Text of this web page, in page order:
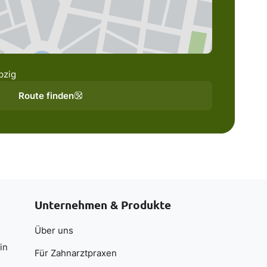
Route finden
Unternehmen & Produkte
Über uns
Für Zahnarztpraxen